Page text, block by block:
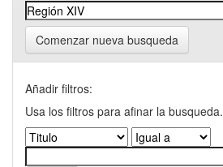
Comenzar nueva busqueda
Añadir filtros:
Usa los filtros para afinar la busqueda.